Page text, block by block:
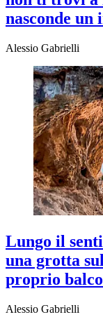
nasconde
Alessio Gabrielli
Lungo il
una grotta
proprio
Alessio Gabrielli